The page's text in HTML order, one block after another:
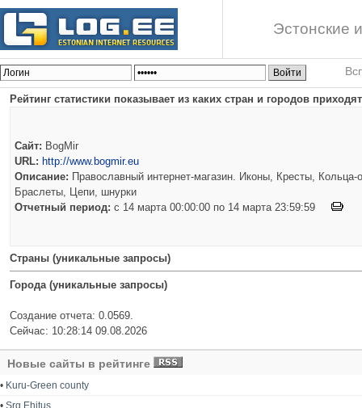
Эстонские
Рейтинг статистики показывает из каких стран и городов
Сайт: BogMir
URL: http://www.bogmir.eu
Описание: Православный интернет-магазин. Иконы, Кресты, Кольца-
Браслеты, Цепи, шнурки
Отчетный период: c 14 марта 00:00:00 по 14 марта 23:59:59
Страны (уникальные запросы)
Города (уникальные запросы)
Создание отчета: 0.0569.
Сейчас: 10:28:14 09.08.2026
Новые сайты в рейтинге
• Kuru-Green county
• Srg Ehitus